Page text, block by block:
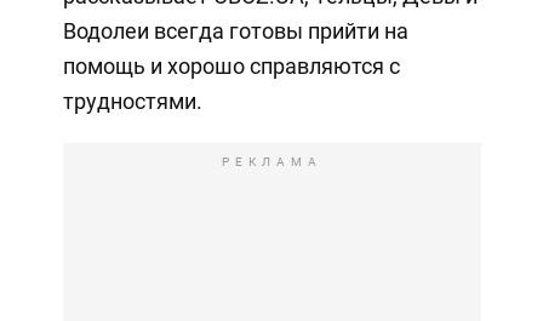
Водолеи всегда готовы прийти на
помощь и хорошо справляются с
трудностями.
РЕКЛАМА